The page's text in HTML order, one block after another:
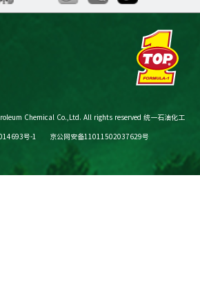
Chemical Co.,Ltd. All rights reserved 统一石油化工
号-1 京公网安备11011502037629号